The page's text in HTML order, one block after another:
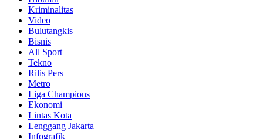
Kriminalitas
Video
Bulutangkis
Bisnis
All Sport
Tekno
Rilis Pers
Metro
Liga Champions
Ekonomi
Lintas Kota
Lenggang Jakarta
Infografik